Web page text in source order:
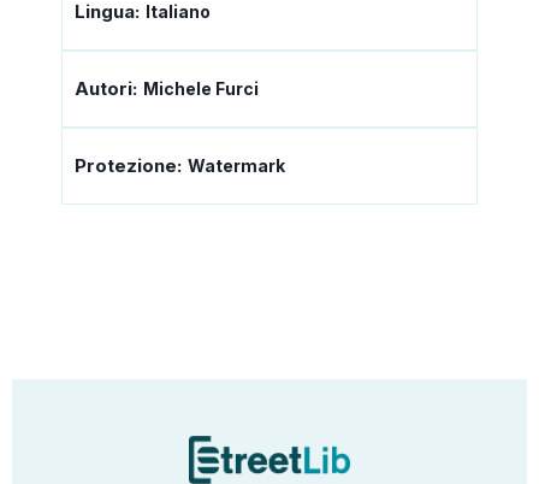
Lingua: Italiano
Autori: Michele Furci
Protezione: Watermark